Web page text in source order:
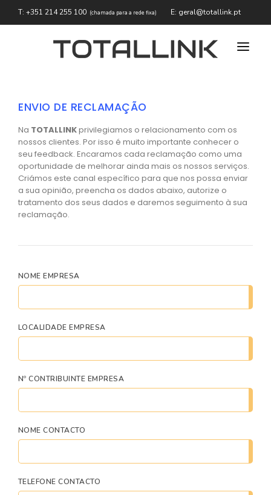
T: +351 214 255 100 (chamada para a rede fixa) E: geral@totallink.pt
PARCEIROS
CARREIRAS
APOIO AO CLIENTE
ENVIO DE RECLAMAÇÃO
Na TOTALLINKprivilegiamos o relacionamento com os
nossos clientes. Por isso é muito importante conhecer o
seu feedback. Encaramos cada reclamação como uma
oportunidade de melhorar ainda mais os nossos serviços.
Criámos este canal específico para que nos possa enviar
a sua opinião, preencha os dados abaixo, autorize o
tratamento dos seus dados e daremos seguimento à sua
reclamação.
NOME EMPRESA
LOCALIDADE EMPRESA
Nº CONTRIBUINTE EMPRESA
NOME CONTACTO
TELEFONE CONTACTO